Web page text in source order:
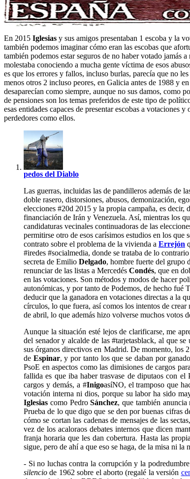
En 2015 Iglesias y sus amigos presentaban 1 escoba y la
también podemos imaginar cómo eran las escobas que
también podemos estar seguros de no haber votado jamás
molestaba conociendo a mucha gente víctima de esos
es que los errores y fallos, incluso burlas, parecía que no
menos otros 2 incluso peores, en Galicia antes de 1988 y
desaparecían como siempre, aunque no sus damos, como
de pensiones son los temas preferidos de este tipo de
esas entidades capaces de presentar escobas a votaciones
perdedores como ellos.
pedos del Diablo
Las guerras, incluidas las de pandilleros además de
doble rasero, distorsiones, abusos, demonización,
elecciones #20d 2015 y la propia campaña, es decir,
financiación de Irán y Venezuela. Así, mientras los
candidaturas vecinales continuadoras de las
permitirse otro de esos carísimos estudios en los
contrato sobre el problema de la vivienda a Errejón
#iredes #socialmedia, donde se trataba de lo
secreta de Emilio Delgado, hombre fuerte del grupo
renunciar de las listas a Mercedés Condés, que en
en las votaciones. Son métodos y modos de hacer
autonómicas, y por tanto de Podemos, de hecho fué
deducir que la ganadora en votaciones directas a la
círculos, lo que fuera, así comos los intentos de
de abril, lo que además hizo volverse muchos votos
Aunque la situación esté lejos de clarificarse, me
del senador y alcalde de las #tarjetasblack, al que
sus órganos directivos en Madrid. De momento, los
de Espinar, y por tanto los que se daban por
PsoE en aspectos como las dimisiones de cargos
fallida es que iba haber trasvase de diputaos con
cargos y demás, a #InigoasíNO, el tramposo que
votación interna ni dios, porque su labor ha sido
Iglesias como PedroSánchez, que también anuncia
Prueba de lo que digo que se den por buenas cifras
cómo se cortan las cadenas de mensajes de las
vez de los acaloraos debates internos que dicen
franja horaria que les dan cobertura. Hasta las
sigue, pero de ahí a que eso se haga, de la misa ni la
- Si no luchas contra la corrupción y la podredumbre
silencio de 1962 sobre el aborto (regalé la versión